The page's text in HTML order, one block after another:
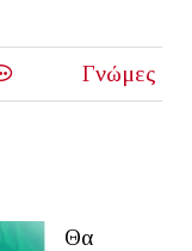
Γνώμες
Θα